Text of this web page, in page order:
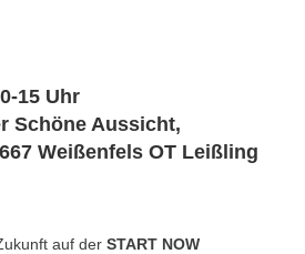
15 Uhr
Schöne Aussicht,
Weißenfels OT Leißling
auf der START NOW